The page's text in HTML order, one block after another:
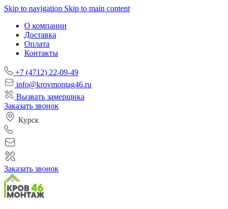
Skip to navigation Skip to main content
О компании
Доставка
Оплата
Контакты
+7 (4712) 22-09-49
info@krovmontag46.ru
Вызвать замерщика
Заказать звонок
Курск
Заказать звонок